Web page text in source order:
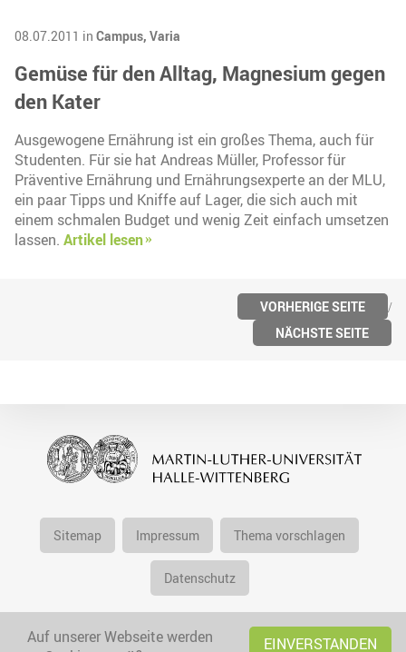
08.07.2011 in Campus, Varia
Gemüse für den Alltag, Magnesium gegen
den Kater
Ausgewogene Ernährung ist ein großes Thema, auch für
Studenten. Für sie hat Andreas Müller, Professor für
Präventive Ernährung und Ernährungsexperte an der MLU,
ein paar Tipps und Kniffe auf Lager, die sich auch mit
einem schmalen Budget und wenig Zeit einfach umsetzen
lassen. Artikel lesen
VORHERIGE SEITE
NÄCHSTE SEITE
Sitemap Impressum Thema vorschlagen
Datenschutz
Auf unserer Webseite werden
EINVERSTANDEN